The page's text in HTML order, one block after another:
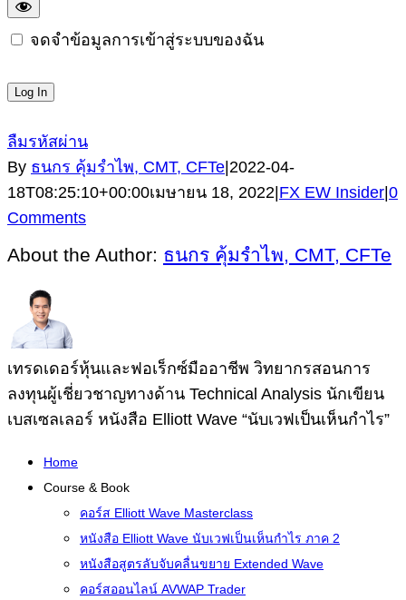
จดจำข้อมูลการเข้าสู่ระบบของฉัน
ลืมรหัสผ่าน
By ธนกร คุ้มรำไพ, CMT, CFTe|2022-04-
18T08:25:10+00:00เมษายน 18, 2022|FX EW Insider|0
Comments
About the Author: ธนกร คุ้มรำไพ, CMT, CFTe
เทรดเดอร์หุ้นและฟอเร็กซ์มืออาชีพ วิทยากรสอนการ
ลงทุนผู้เชี่ยวชาญทางด้าน Technical Analysis นักเขียน
เบสเซลเลอร์ หนังสือ Elliott Wave “นับเวฟเป็นเห็นกำไร”
Home
Course & Book
คอร์ส Elliott Wave Masterclass
หนังสือ Elliott Wave นับเวฟเป็นเห็นกำไร ภาค 2
หนังสือสูตรลับจับคลื่นขยาย Extended Wave
คอร์สออนไลน์ AVWAP Trader